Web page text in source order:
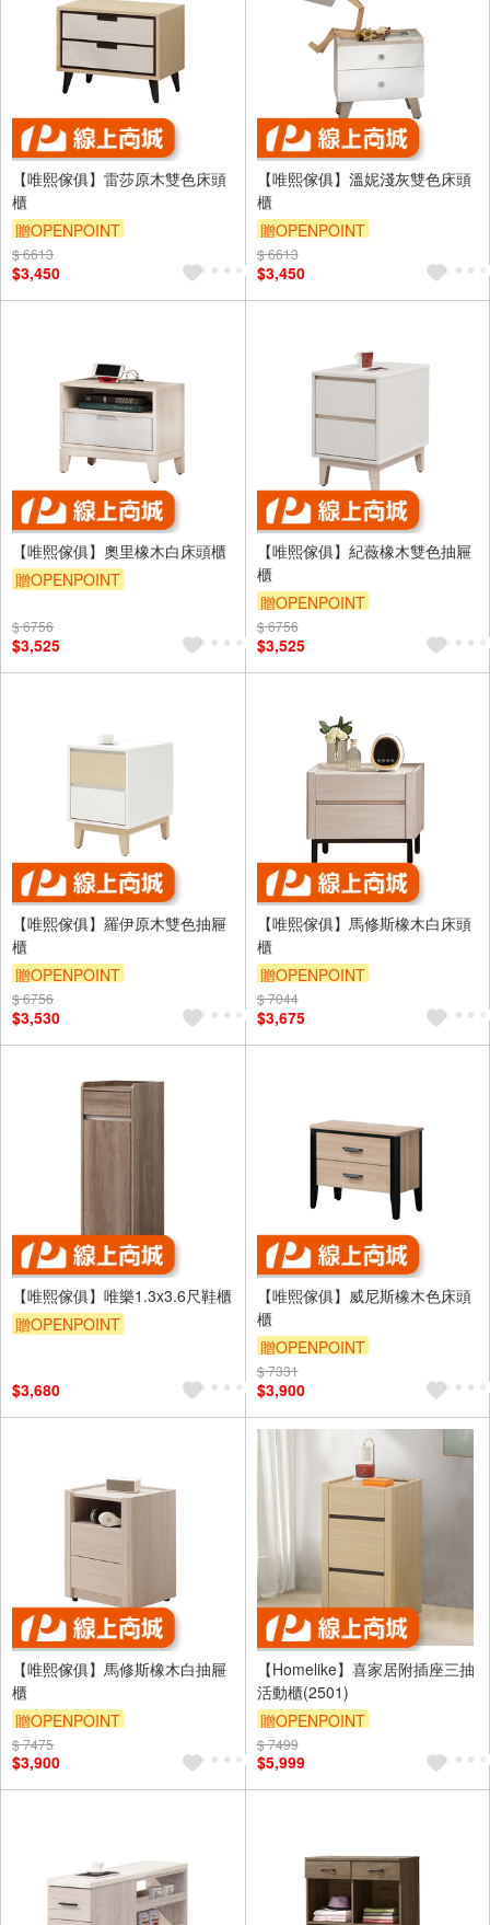
【唯熙傢俱】雷莎原木雙色床頭
櫃
贈OPENPOINT
$ 6613
$3,450
【唯熙傢俱】溫妮淺灰雙色床頭
櫃
贈OPENPOINT
$ 6613
$3,450
【唯熙傢俱】奧里橡木白床頭櫃
贈OPENPOINT
$ 6756
$3,525
【唯熙傢俱】紀薇橡木雙色抽屜
櫃
贈OPENPOINT
$ 6756
$3,525
【唯熙傢俱】羅伊原木雙色抽屜
櫃
贈OPENPOINT
$ 6756
$3,530
【唯熙傢俱】馬修斯橡木白床頭
櫃
贈OPENPOINT
$ 7044
$3,675
【唯熙傢俱】唯樂1.3x3.6尺鞋櫃
贈OPENPOINT
$3,680
【唯熙傢俱】威尼斯橡木色床頭
櫃
贈OPENPOINT
$ 7331
$3,900
【唯熙傢俱】馬修斯橡木白抽屜
櫃
贈OPENPOINT
$ 7475
$3,900
【Homelike】喜家居附插座三抽
活動櫃(2501)
贈OPENPOINT
滿5000享92折
$ 7499
$5,999